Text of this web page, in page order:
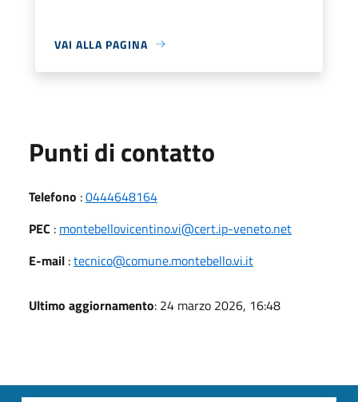
VAI ALLA PAGINA
Punti di contatto
Telefono :0444648164
PEC : montebellovicentino.vi@cert.ip-veneto.net
E-mail :tecnico@comune.montebello.vi.it
Ultimo aggiornamento: 24 marzo 2026, 16:48